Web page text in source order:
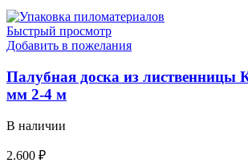
Быстрый просмотр
Добавить в пожелания
Палубная доска из лиственницы
мм 2-4 м
В наличии
2.600 ₽